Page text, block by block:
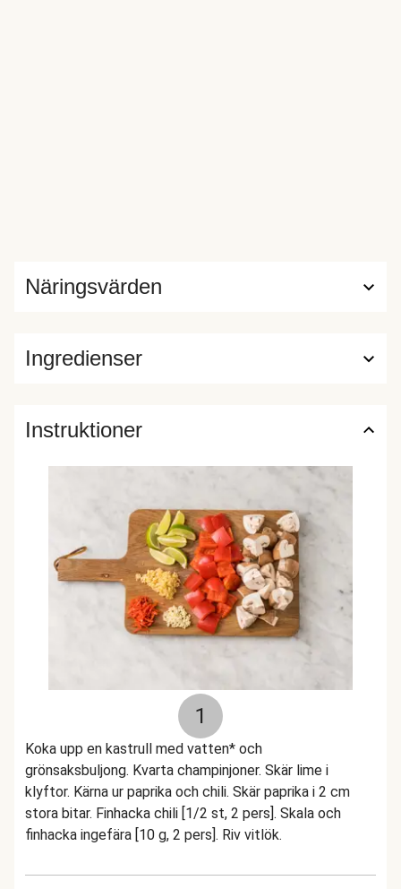
Ingredienser
Näringsvärden
Instruktioner
1
Koka upp en kastrull med vatten* och
grönsaksbuljong. Kvarta champinjoner. Skär lime i
klyftor. Kärna ur paprika och chili. Skär paprika i 2 cm
stora bitar. Finhacka chili [1/2 st, 2 pers]. Skala och
finhacka ingefära [10 g, 2 pers]. Riv vitlök.